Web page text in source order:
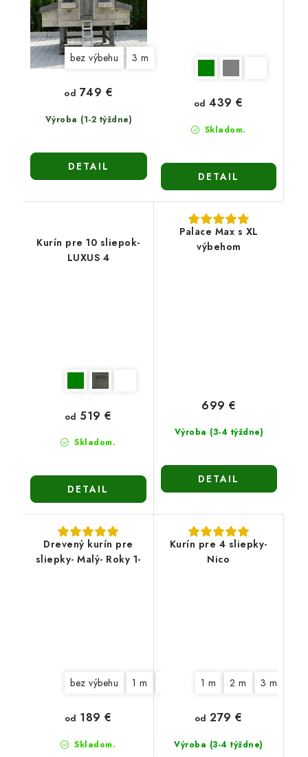
bez výbehu 3 m
Výroba (1-2 týždne)
od 749 €
DETAIL
Skladom.
od 439 €
DETAIL
Kurín pre 10 sliepok-
LUXUS 4
Skladom.
od 519 €
DETAIL
Palace Max s XL
výbehom
Výroba (3-4 týždne)
699 €
DETAIL
Drevený kurín pre
sliepky- Malý- Roky 1-
bez výbehu 1 m 3 m
Skladom.
od 189 €
Kurín pre 4 sliepky-
Nico
1 m 2 m 3 m
Výroba (3-4 týždne)
od 279 €